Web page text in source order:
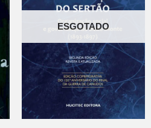
ESGOTADO